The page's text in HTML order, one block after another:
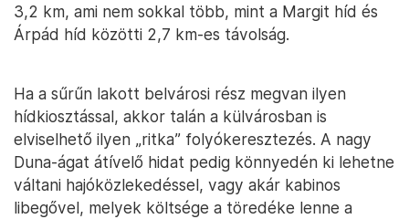
3,2 km, ami nem sokkal több, mint a Margit híd és
Árpád híd közötti 2,7 km-es távolság.
Ha a sűrűn lakott belvárosi rész megvan ilyen
hídkiosztással, akkor talán a külvárosban is
elviselhető ilyen „ritka” folyókeresztezés. A nagy
Duna-ágat átívelő hidat pedig könnyedén ki lehetne
váltani hajóközlekedéssel, vagy akár kabinos
libegővel, melyek költsége a töredéke lenne a